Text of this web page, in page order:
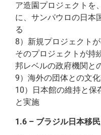
ア造園プロジェクトを
に、サンパウロの日本
る
8）新規プロジェクト
そのプロジェクトが持
邦レベルの政府機関と
9）海外の団体との文
10）日本館の維持と保
と実施
1.6 – ブラジル日本移